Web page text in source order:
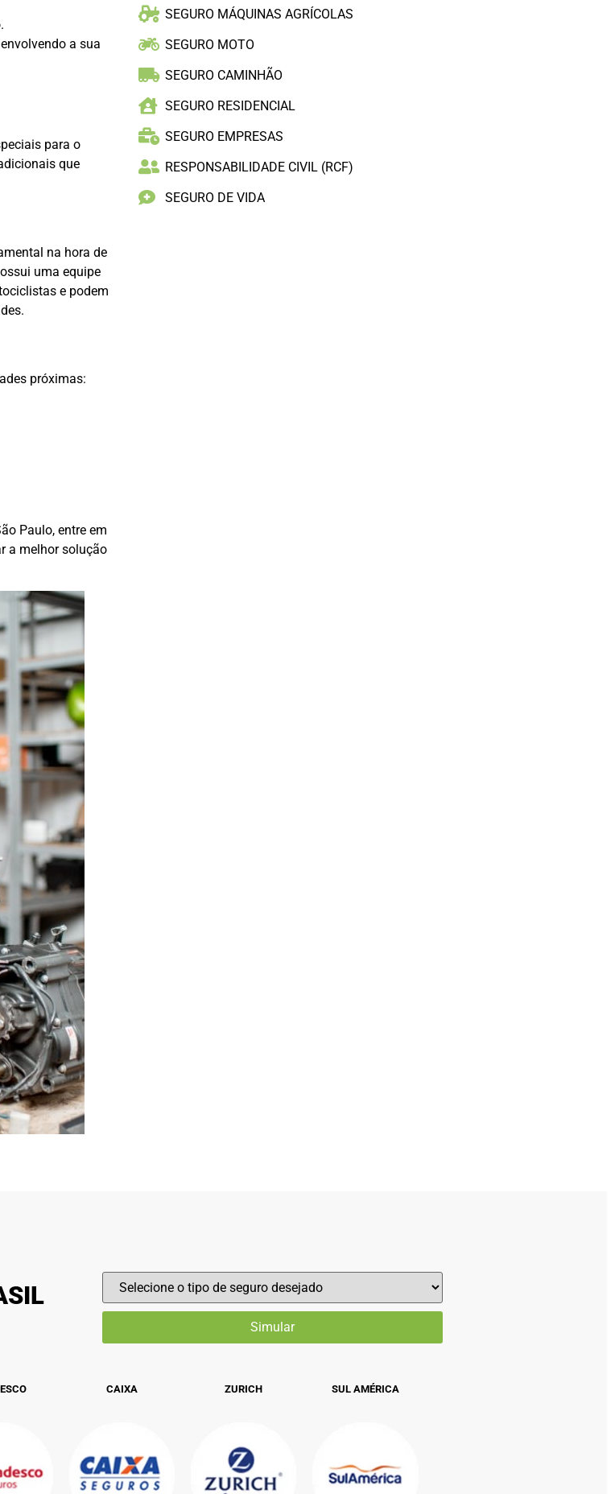
a sua
para o
que
na hora de
uma equipe
e podem
próximas:
Paulo, entre em
a melhor solução
SEGURO MÁQUINAS AGRÍCOLAS
SEGURO MOTO
SEGURO CAMINHÃO
SEGURO RESIDENCIAL
SEGURO EMPRESAS
RESPONSABILIDADE CIVIL (RCF)
SEGURO DE VIDA
CAIXA ZURICH SUL AMÉRICA